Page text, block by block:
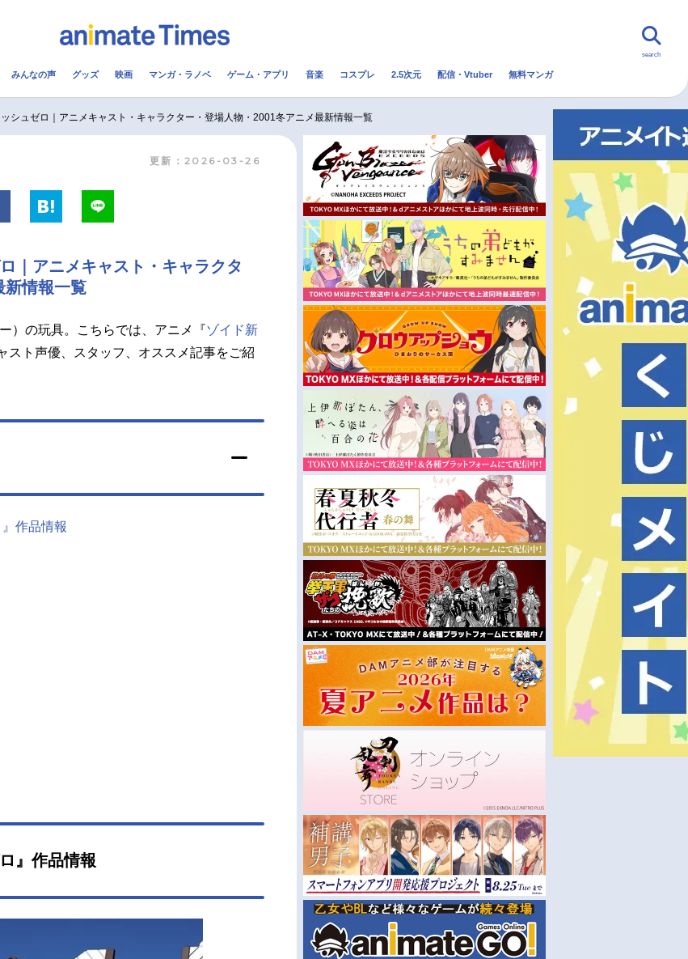
2.5次元 配信・Vtuber トレンド 無料マンガ
アニメ映画一覧
男性声優/女性声優一覧
今期アニメ曜日別一覧
夏アニメ
秋アニメ
冬アニメ
search
みんなの声 グッズ 映画 マンガ・ラノベ ゲーム・アプリ 音楽 コスプレ 2.5次元 配信・Vtuber 無料マンガ
シュゼロ｜アニメキャスト・キャラクター・登場人物・2001冬アニメ最新情報一覧
更新：2026-03-26
｜アニメキャスト・キャラクタ
新情報一覧
）の玩具。こちらでは、アニメ『ゾイド新
スト声優、スタッフ、オススメ記事をご紹
作品情報
』作品情報